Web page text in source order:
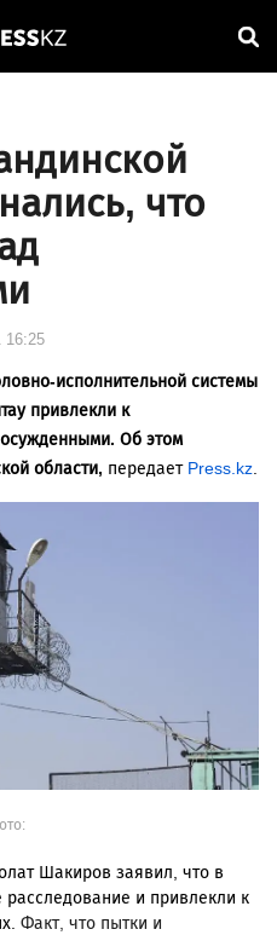
что
16:25
исполнительной системы
привлекли к
осужденными. Об этом
области, передает Press.kz.
Шакиров заявил, что в
и привлекли к
Факт, что пытки и